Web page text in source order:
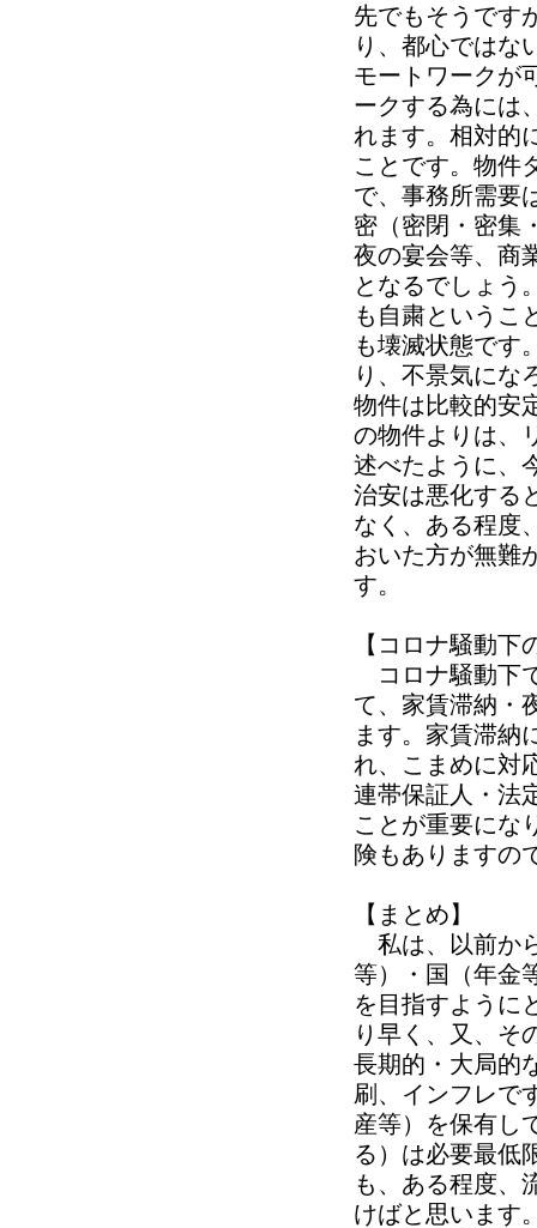
先でもそうです
り、都心ではな
モートワークが
ークする為には
れます。相対的
ことです。物件
で、事務所需要
密（密閉・密集
夜の宴会等、商
となるでしょう
も自粛というこ
も壊滅状態です
り、不景気にな
物件は比較的安
の物件よりは、
述べたように、
治安は悪化する
なく、ある程度
おいた方が無難
す。
【コロナ騒動
コロナ騒動下
て、家賃滞納・
ます。家賃滞納
れ、こまめに対
連帯保証人・法
ことが重要にな
険もありますの
【まとめ】
私は、以前か
等）・国（年金
を目指すように
り早く、又、そ
長期的・大局的
刷、インフレで
産等）を保有し
る）は必要最低
も、ある程度、
けばと思います